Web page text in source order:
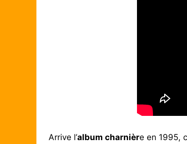
Arrive l’album charnière en 1995,